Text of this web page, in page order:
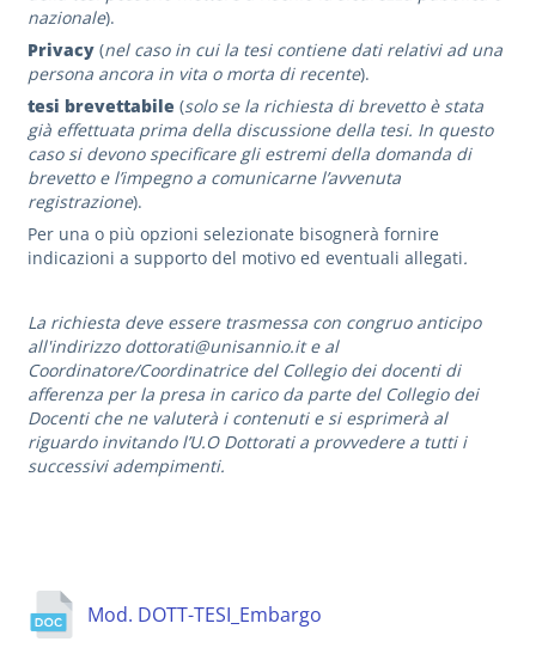
nazionale).
Privacy (nel caso in cui la tesi contiene dati relativi ad una
persona ancora in vita o morta di recente).
tesi brevettabile (solo se la richiesta di brevetto è stata
già effettuata prima della discussione della tesi. In questo
caso si devono specificare gli estremi della domanda di
brevetto e l’impegno a comunicarne l’avvenuta
registrazione).
Per una o più opzioni selezionate bisognerà fornire
indicazioni a supporto del motivo ed eventuali allegati.
La richiesta deve essere trasmessa con congruo anticipo
all'indirizzo dottorati@unisannio.it e al
Coordinatore/Coordinatrice del Collegio dei docenti di
afferenza per la presa in carico da parte del Collegio dei
Docenti che ne valuterà i contenuti e si esprimerà al
riguardo invitando l’U.O Dottorati a provvedere a tutti i
successivi adempimenti.
Mod. DOTT-TESI_Embargo